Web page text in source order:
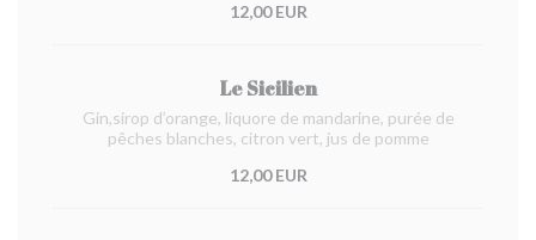
12,00 EUR
Le Sicilien
Gin,sirop d’orange, liquore de mandarine, purée de
pêches blanches, citron vert, jus de pomme
12,00 EUR